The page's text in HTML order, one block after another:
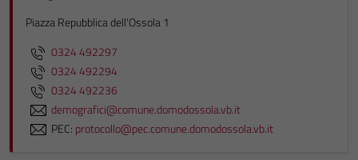
Piazza Repubblica dell'Ossola 1
0324 492297
0324 492294
0324 492236
demografici@comune.domodossola.vb.it
PEC: protocollo@pec.comune.domodossola.vb.it